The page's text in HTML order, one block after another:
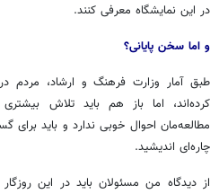
در این نمایشگاه معرفی کنند.
و اما سخن پایانی؟
طبق آمار وزارت فرهنگ و ارشاد، مردم
کرده‌اند، اما باز هم باید تلاش
مطالعه‌مان احوال خوبی ندارد و باید
چاره‌ای اندیشید.
از دیدگاه من مسئولان باید در این